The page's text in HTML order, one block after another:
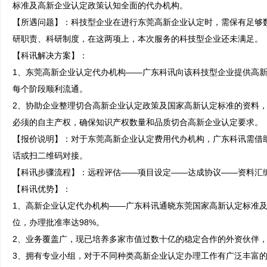
标准及高新企业认定政策认知全面的代办机构。
【所遇问题】：科技型企业在进行东莞高新企业认定时，需保有足
研职责、科研制度，在这两项上，本次服务的科技型企业还未满足。
【科讯解决方案】：
1、东莞高新企业认定代办机构——广东科讯向该科技型企业提供高
每个阶段顺利流通。
2、协助企业整理切合高新企业认定政策及国家高新认定标准的资料
必须的自主产权，确保知识产权数量和品质切合高新企业认定要求。
【报价说明】：对于东莞高新企业认定费用代办机构，广东科讯需
话或扫二维码对接。
【科讯步骤流程】：远程评估——项目设定——达成协议——资料
【科讯优势】：
1、高新企业认定代办机构——广东科讯通晓东莞国家高新认定标准
位，办理批准率达98%。
2、业务覆盖广，现已培养多家市值过数十亿的稳定合作的外资伙伴
3、拥有专业小组，对于不同种类高新企业认定办理工作有广泛丰富